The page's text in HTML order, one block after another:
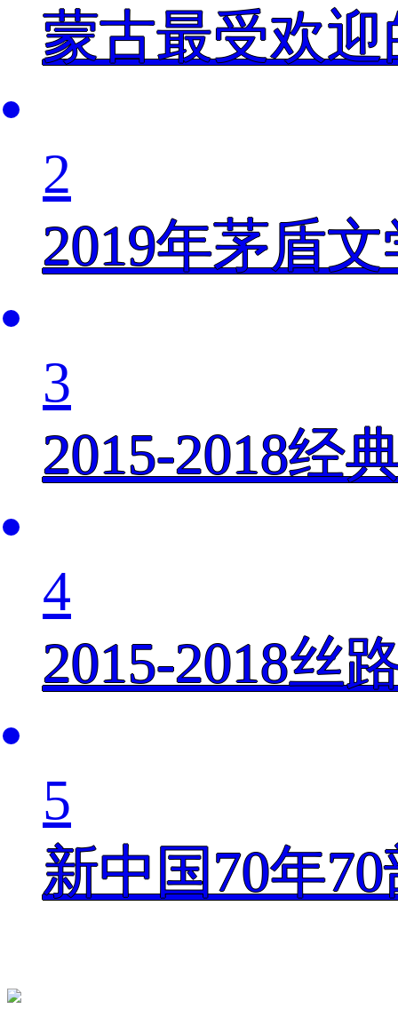
蒙古最受欢
2
2019年茅盾
3
2015-2018经
4
2015-2018丝
5
新中国70年